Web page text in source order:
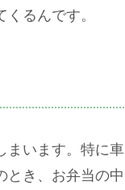
るんです。
まいます。特に車
とき、お弁当の中